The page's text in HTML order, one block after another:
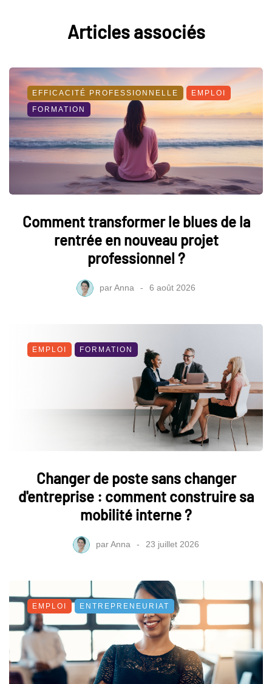
Articles associés
EFFICACITÉ PROFESSIONNELLE
EMPLOI
FORMATION
Comment transformer le blues de la
rentrée en nouveau projet
professionnel ?
parAnna 6 août 2026
EMPLOI FORMATION
Changer de poste sans changer
d'entreprise : comment construire sa
mobilité interne ?
parAnna 23 juillet 2026
EMPLOI ENTREPRENEURIAT